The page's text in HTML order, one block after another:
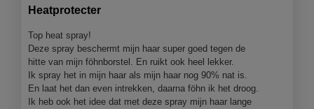
van
sterren.
Heatprotecter
Top heat spray!
Deze spray beschermt mijn haar super goed tegen de
hitte van mijn föhnborstel. En ruikt ook heel lekker.
Ik spray het in mijn haar als mijn haar nog 90% nat is.
En laat het dan even intrekken, daarna föhn ik het droog.
Ik heb ook het idee dat met deze spray mijn haar lange